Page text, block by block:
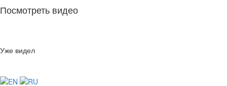
Посмотреть видео
Уже видел